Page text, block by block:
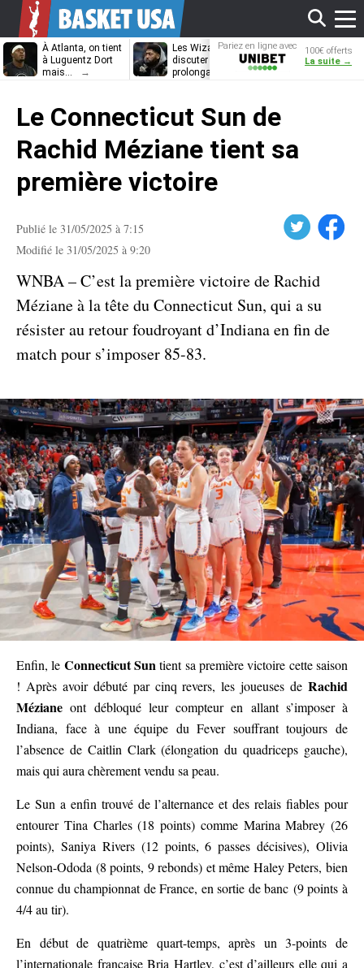
À Atlanta, on tient
à Luguentz Dort
mais…
Les Wizards vont
discuter
prolongation avec
Dennis
découvrira-t-il
Pariez en ligne avec
Unibet
100€ offerts
La suite →
Le Connecticut Sun de
Rachid Méziane tient sa
première victoire
Publié le 31/05/2025 à 7:15
Modifié le 31/05/2025 à 9:20
Facebook
WNBA – C’est la première victoire de Rachid
Méziane à la tête du Connecticut Sun, qui a su
résister au retour foudroyant d’Indiana en fin de
match pour s’imposer 85-83.
Enfin, le Connecticut Suntient sa première victoire cette saison
! Après avoir débuté par cinq revers, les joueuses de Rachid
Méziane ont débloqué leur compteur en allant s’imposer à
Indiana, face à une équipe du Fever souffrant toujours de
l’absence de Caitlin Clark (élongation du quadriceps gauche),
mais qui aura chèrement vendu sa peau.
Le Sun a enfin trouvé de l’alternance et des relais fiables pour
entourer Tina Charles (18 points) comme Marina Mabrey (26
points), Saniya Rivers (12 points, 6 passes décisives), Olivia
Nelson-Ododa (8 points, 9 rebonds) et même Haley Peters, bien
connue du championnat de France, en sortie de banc (9 points à
4/4 au tir).
En début de quatrième quart-temps, après un 3-points de
l’internationale française Bria Hartley, c’est d’ailleurs elle qui a